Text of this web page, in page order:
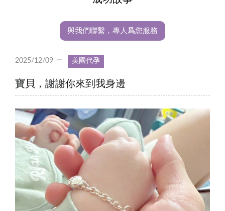
與我們聯繫，專人爲您服務
2025/12/09 美國代孕
寶貝，謝謝你來到我身邊